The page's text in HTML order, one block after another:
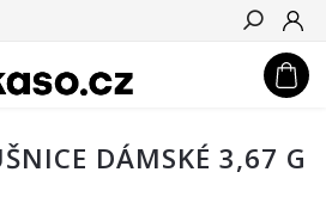
Hledat
DÁMSKÉ 3,67 G